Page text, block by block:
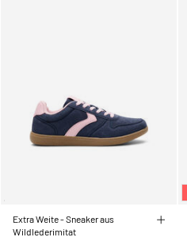
Extra Weite - Sneaker aus
Wildlederimitat